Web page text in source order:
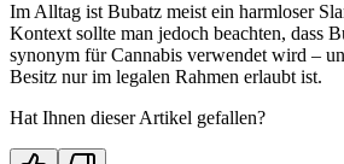
Im Alltag ist Bubatz meist ein harmloser
Kontext sollte man jedoch beachten, dass
synonym für Cannabis verwendet wird –
Besitz nur im legalen Rahmen erlaubt ist.
Hat Ihnen dieser Artikel gefallen?